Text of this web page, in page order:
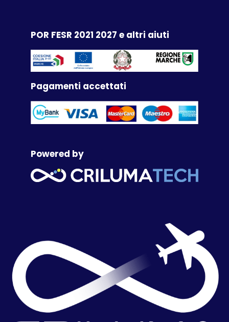
POR FESR 2021 2027 e altri aiuti
Pagamenti accettati
Powered by